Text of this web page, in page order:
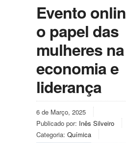
Evento
o papel das
mulheres na
economia e
liderança
6 de Março, 2025
Publicado por: Inês Silveiro
Categoria: Química